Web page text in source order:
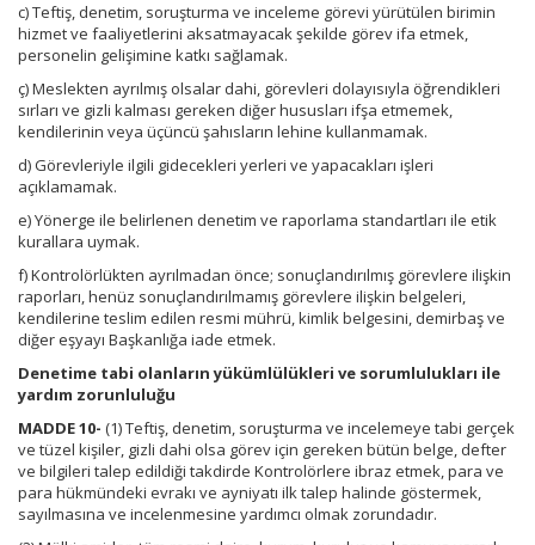
c) Teftiş, denetim, soruşturma ve inceleme görevi yürütülen birimin
hizmet ve faaliyetlerini aksatmayacak şekilde görev ifa etmek,
personelin gelişimine katkı sağlamak.
ç) Meslekten ayrılmış olsalar dahi, görevleri dolayısıyla öğrendikleri
sırları ve gizli kalması gereken diğer hususları ifşa etmemek,
kendilerinin veya üçüncü şahısların lehine kullanmamak.
d) Görevleriyle ilgili gidecekleri yerleri ve yapacakları işleri
açıklamamak.
e) Yönerge ile belirlenen denetim ve raporlama standartları ile etik
kurallara uymak.
f) Kontrolörlükten ayrılmadan önce; sonuçlandırılmış görevlere ilişkin
raporları, henüz sonuçlandırılmamış görevlere ilişkin belgeleri,
kendilerine teslim edilen resmi mührü, kimlik belgesini, demirbaş ve
diğer eşyayı Başkanlığa iade etmek.
Denetime tabi olanların yükümlülükleri ve sorumlulukları ile
yardım zorunluluğu
MADDE 10- (1) Teftiş, denetim, soruşturma ve incelemeye tabi gerçek
ve tüzel kişiler, gizli dahi olsa görev için gereken bütün belge, defter
ve bilgileri talep edildiği takdirde Kontrolörlere ibraz etmek, para ve
para hükmündeki evrakı ve ayniyatı ilk talep halinde göstermek,
sayılmasına ve incelenmesine yardımcı olmak zorundadır.